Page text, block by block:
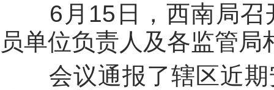
6月15日，西南局
员单位负责人及各监管
会议通报了辖区近